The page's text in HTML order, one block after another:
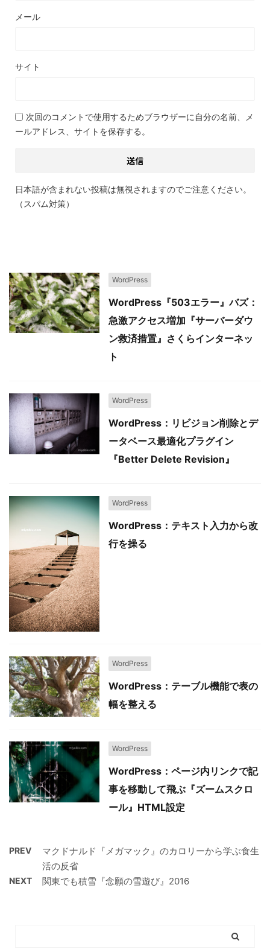
メール
サイト
次回のコメントで使用するためブラウザーに自分の名前、メ
ールアドレス、サイトを保存する。
日本語が含まれない投稿は無視されますのでご注意ください。
（スパム対策）
WordPress
WordPress『503エラー』バズ：
急激アクセス増加『サーバーダウ
ン救済措置』さくらインターネッ
ト
WordPress
WordPress：リビジョン削除とデ
ータベース最適化プラグイン
『Better Delete Revision』
WordPress
WordPress：テキスト入力から改
行を操る
WordPress
WordPress：テーブル機能で表の
幅を整える
WordPress
WordPress：ページ内リンクで記
事を移動して飛ぶ『ズームスクロ
ール』HTML設定
PREV
マクドナルド『メガマック』のカロリーから学ぶ食生
活の反省
NEXT 関東でも積雪『念願の雪遊び』2016